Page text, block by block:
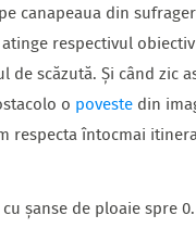
canapeaua din
respectivul
scăzută. Și când
o poveste din
respecta întocmai
șanse de ploaie spre